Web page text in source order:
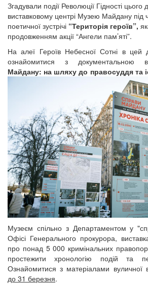
Згадували події Революції Гідності
виставковому центрі Музею Майдану під
поетичної зустрічі “Територія героїв”,
продовженням акції “Ангели пам’яті”.
На алеї Героїв Небесної Сотні в цей
ознайомитися з документальною
Майдану: на шляху до правосуддя та
Музеєм спільно з Департаментом у
Офісі Генерального прокурора,
про понад 5 000 кримінальних
простежити хронологію подій та
Ознайомитися з матеріалами вуличної
до 31 березня.